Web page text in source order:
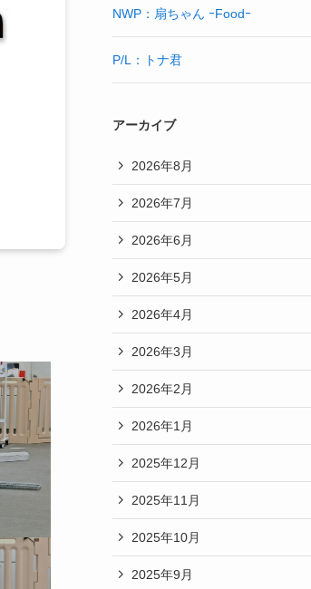
NWP：扇ちゃん ｰFoodｰ
P/L：トナ君
アーカイブ
2026年8月
2026年7月
2026年6月
2026年5月
2026年4月
2026年3月
2026年2月
2026年1月
2025年12月
2025年11月
2025年10月
2025年9月